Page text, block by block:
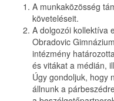
A munkaközösség
követeléseit.
A dolgozói kollektíva
Obradovic
intézmény
és vitákat a médián,
Úgy gondoljuk, hogy
állnunk a